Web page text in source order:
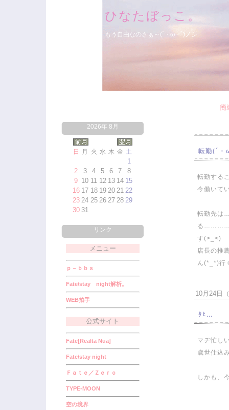
ひなたぼっこ。
もう自由なのさぁ～(´・ω・`)ノシ
簡
2026年 8月
日 月 火 水 木 金 土
1
2
3 4 5 6 7
8
9 10 11 12 13 14 15
16 17 18 19 20 21 22
23 24 25 26 27 28 29
30 31
リンク
メニュー
ｐ－ｂｂｓ
Fate/stay night解析。
WEB拍手
公式サイト
Fate[Realta Nua]
Fate/stay night
Ｆａｔｅ／Ｚｅｒｏ
TYPE-MOON
空の境界
転勤(´
転勤する
今働いて
転勤先は
る……………
す(>_<)
店長の推
ん(*_*)行
10月24日
ﾀﾋ…
マヂ忙し
歳世仕込
しかも、